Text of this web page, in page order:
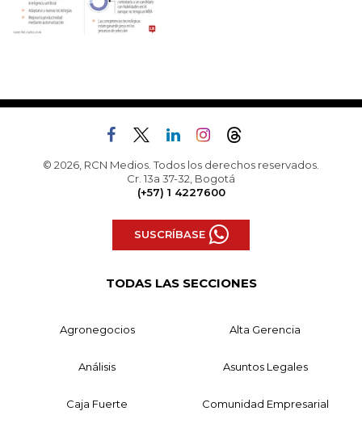
© 2026, RCN Medios. Todos los derechos reservados.
Cr. 13a 37-32, Bogotá
(+57) 1 4227600
SUSCRÍBASE
TODAS LAS SECCIONES
Agronegocios Alta Gerencia
Análisis Asuntos Legales
Caja Fuerte Comunidad Empresarial